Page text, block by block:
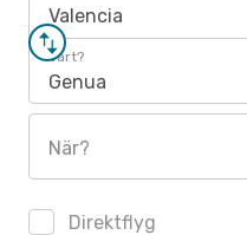
Valencia
Vart?
Genua
När?
Direktflyg